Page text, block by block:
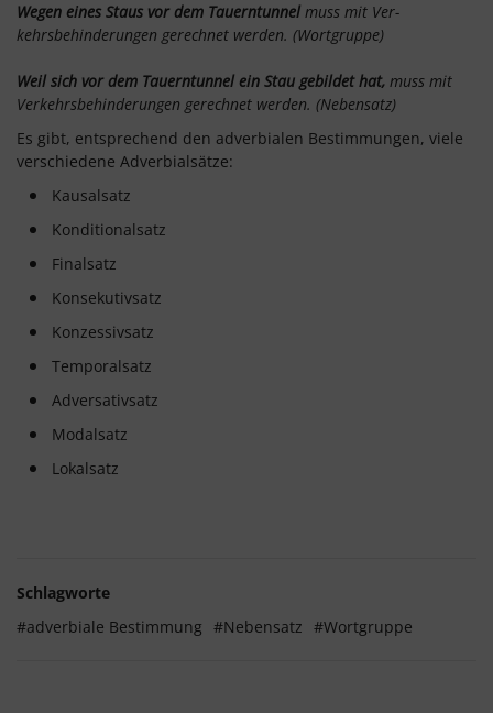
Wegen eines Staus vor dem Tauerntunnel muss mit Ver­
kehrsbehinderungen gerechnet werden. (Wortgruppe)
Weil sich vor dem Tauerntunnel ein Stau gebildet hat, muss mit
Verkehrsbehinderungen gerechnet werden. (Nebensatz)
Es gibt, entsprechend den adverbialen Bestimmungen, viele
verschiedene Adverbialsätze:
Kausalsatz
Konditionalsatz
Finalsatz
Konsekutivsatz
Konzessivsatz
Temporalsatz
Adversativsatz
Modalsatz
Lokalsatz
Schlagworte
#adverbiale Bestimmung #Nebensatz #Wortgruppe